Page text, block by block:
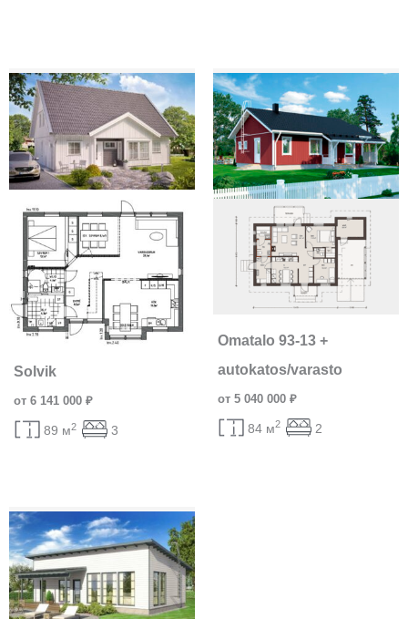
Solvik
от 6 141 000 ₽
89 м2 3
Omatalo 93-13 +
autokatos/varasto
от 5 040 000 ₽
84 м2 2